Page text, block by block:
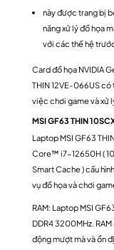
này được trang bị
năng xử lý đồ họa
với các thế hệ
Card đồ họa NVIDIA
THIN 12VE-066US
việc chơi game và xử
MSI GF63 THIN
Laptop MSI GF63
Core™ i7-12650H ( 10
Smart Cache ) cấu
vụ đồ họa và chơi
RAM: Laptop MSI
DDR4 3200MHz.
động mượt mà và ổn